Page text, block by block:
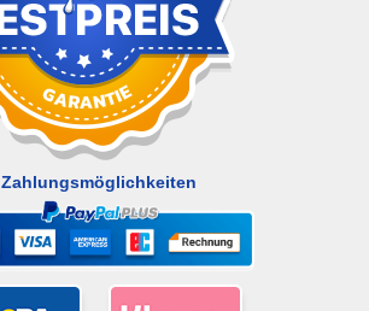
Zahlungsmöglichkeiten